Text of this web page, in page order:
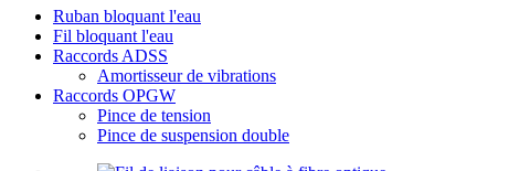
Ruban bloquant l'eau
Fil bloquant l'eau
Raccords ADSS
Amortisseur de vibrations
Raccords OPGW
Pince de tension
Pince de suspension double